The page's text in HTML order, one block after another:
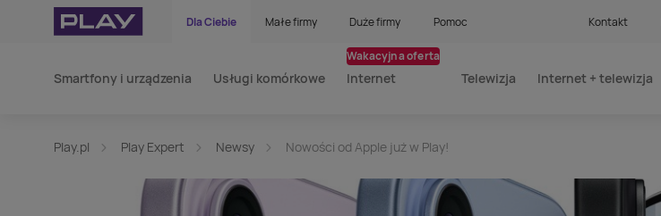
Dla Ciebie Małe firmy Duże firmy Pomoc Kontakt
Smartfony i urządzenia Usługi komórkowe Internet
Wakacyjna oferta
Telewizja Internet + telewizja
Play.pl Play Expert Newsy Nowości od Apple już w Play!